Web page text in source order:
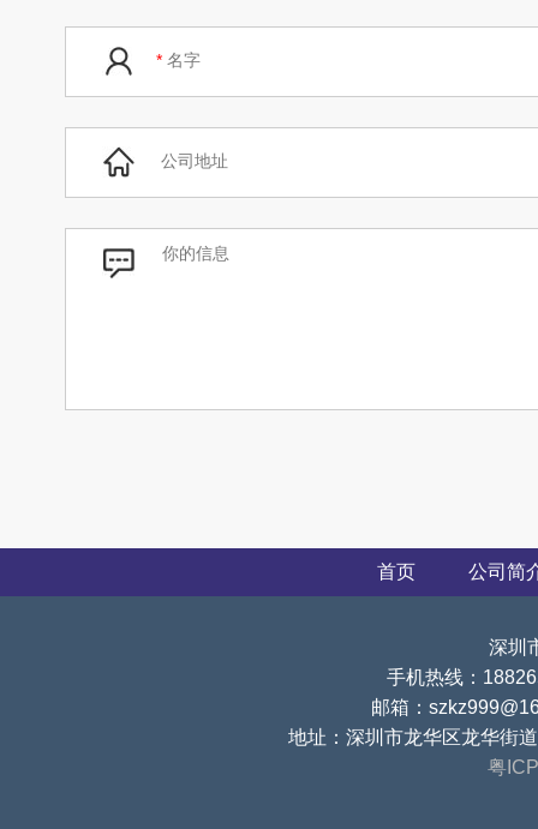
*
首页 公司简
深圳
手机热线：
邮箱：
地址：深圳市龙华区龙华街
粤